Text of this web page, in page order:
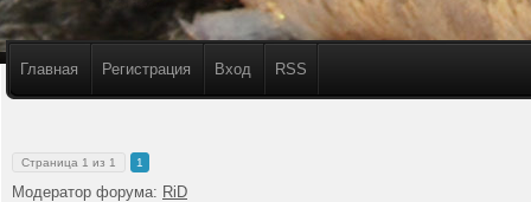
Главная Регистрация Вход RSS
Страница 1 из 1 1
Модератор форума: RiD